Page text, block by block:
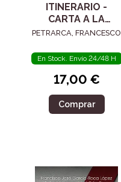
ITINERARIO -
CARTA A LA
POSTERIDAD
PETRARCA, FRANCESCO
En Stock. Envío 24/48 H
17,00 €
Comprar